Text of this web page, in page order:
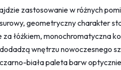
zastosowanie w różnych
geometryczny charakter
za łóżkiem, monochromatyczna
wnętrzu nowoczesnego
biała paleta barw